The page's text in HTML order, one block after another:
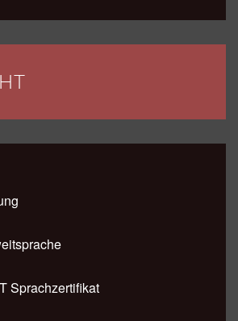
Sprachzertifikat